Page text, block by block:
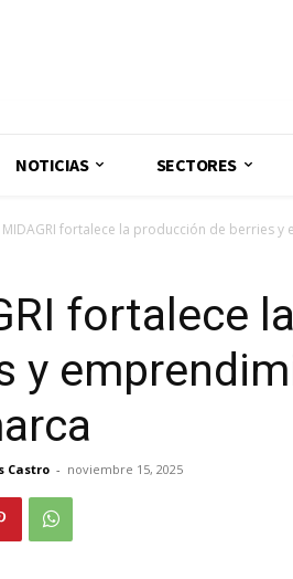
NOTICIAS SECTORES
MIDAGRI fortalece la producción de berries
fortalece
y
Castro - noviembre 15, 2025